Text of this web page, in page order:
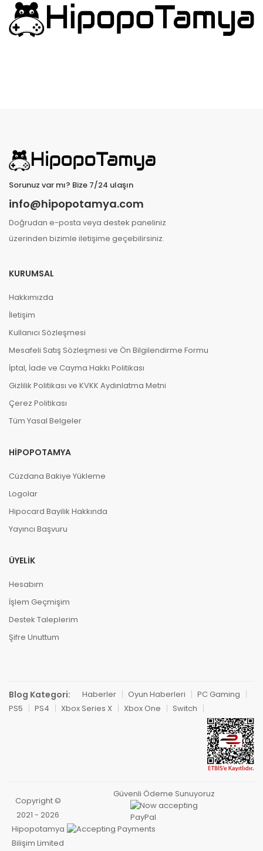
Sorunuz var mı? Bize 7/24 ulaşın
info@hipopotamya.com
Doğrudan e-posta veya destek paneliniz
üzerinden bizimle iletişime geçebilirsiniz.
KURUMSAL
Hakkımızda
İletişim
Kullanıcı Sözleşmesi
Mesafeli Satış Sözleşmesi ve Ön Bilgilendirme Formu
İptal, İade ve Cayma Hakkı Politikası
Gizlilik Politikası ve KVKK Aydınlatma Metni
Çerez Politikası
Tüm Yasal Belgeler
HIPOPOTAMYA
Cüzdana Bakiye Yükleme
Logolar
Hipocard Bayilik Hakkında
Yayıncı Başvuru
ÜYELIK
Hesabım
İşlem Geçmişim
Destek Taleplerim
Şifre Unuttum
Blog Kategori: Haberler Oyun Haberleri
PC Gaming
PS5
PS4 Xbox Series X Xbox One Switch
Copyright ©
2021 - 2026
Hipopotamya
Bilişim Limited
Güvenli Ödeme Sunuyoruz